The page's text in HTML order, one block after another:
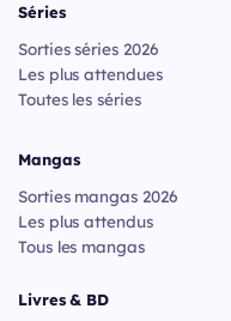
Séries
Sorties séries 2026
Les plus attendues
Toutes les séries
Mangas
Sorties mangas 2026
Les plus attendus
Tous les mangas
Livres & BD